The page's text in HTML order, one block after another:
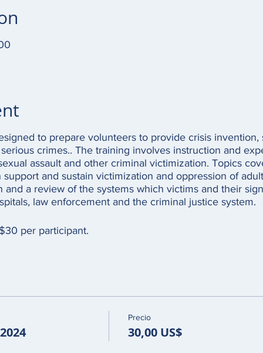
to prepare volunteers to provide crisis invention,
crimes.. The training involves instruction and
assault and other criminal victimization. Topics
and sustain victimization and oppression of
and a review of the systems which victims and their
law enforcement and the criminal justice system.
per participant.
Precio
30,00 US$